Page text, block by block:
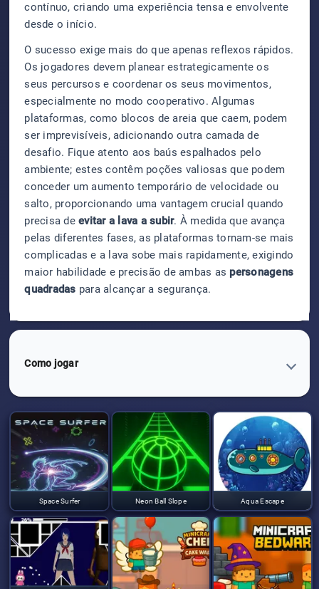
contínuo, criando uma experiência tensa e envolvente
desde o início.
O sucesso exige mais do que apenas reflexos rápidos.
Os jogadores devem planear estrategicamente os
seus percursos e coordenar os seus movimentos,
especialmente no modo cooperativo. Algumas
plataformas, como blocos de areia que caem, podem
ser imprevisíveis, adicionando outra camada de
desafio. Fique atento aos baús espalhados pelo
ambiente; estes contêm poções valiosas que podem
conceder um aumento temporário de velocidade ou
salto, proporcionando uma vantagem crucial quando
precisa deevitar a lava a subir. À medida que avança
pelas diferentes fases, as plataformas tornam-se mais
complicadas e a lava sobe mais rapidamente, exigindo
maior habilidade e precisão de ambas as personagens
quadradas para alcançar a segurança.
Como jogar
Space Surfer Neon Ball Slope Aqua Escape